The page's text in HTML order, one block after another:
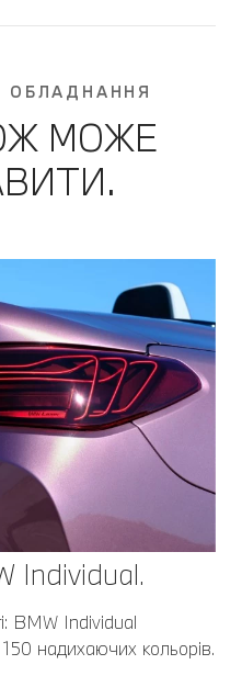
ОБЛАДНАННЯ
МОЖЕ
Individual.
BMW Individual
надихаючих кольорів.